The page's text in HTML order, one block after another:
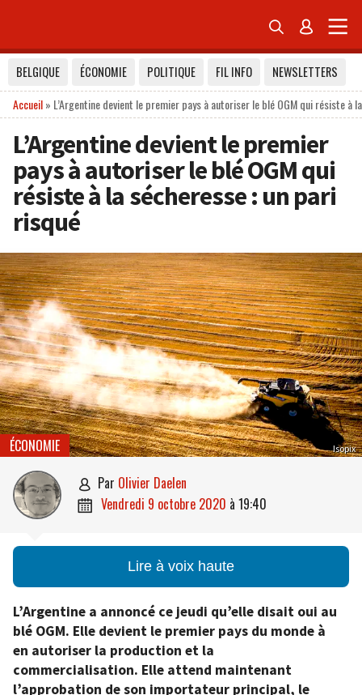
 
BELGIQUE ÉCONOMIE POLITIQUE FIL INFO
NEWSLETTERS
Accueil» L’Argentine devient le premier pays à autoriser le blé OGM qui résiste à
L’Argentine devient le premier
pays à autoriser le blé OGM qui
résiste à la sécheresse : un pari
risqué
Isopix
ÉCONOMIE
 par Olivier Daelen
 vendredi 9 octobre 2020 à 19:40
Lire à voix haute
L’Argentine a annoncé ce jeudi qu’elle disait oui au
blé OGM. Elle devient le premier pays du monde à
en autoriser la production et la
commercialisation. Elle attend maintenant
l’approbation de son importateur principal, le